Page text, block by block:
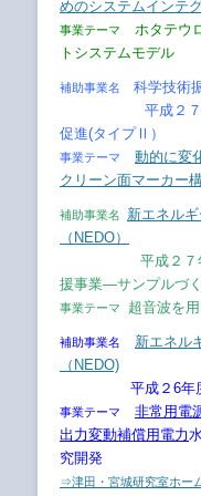
めのシステムインテ
事業テーマ
ホタテウ
トシステムモデル
補助事業名
科学技術
平成２７年度復
促進(タイプⅡ）
事業テーマ
動的に変
クリーン面マーカー
補助事業名 新エネル
（NEDO）
平成２７年度補
援事業―サンプルづ
事業テーマ 超音波を
補助事業名
新エネル
（NEDO)
平成２6年度水
事業テーマ
非常用電
出力変動補償用電力
究開発
⇒津田・宮城研究室ホー